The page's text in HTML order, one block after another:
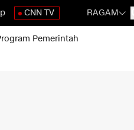
CNN TV RAGAM
Pemerintah